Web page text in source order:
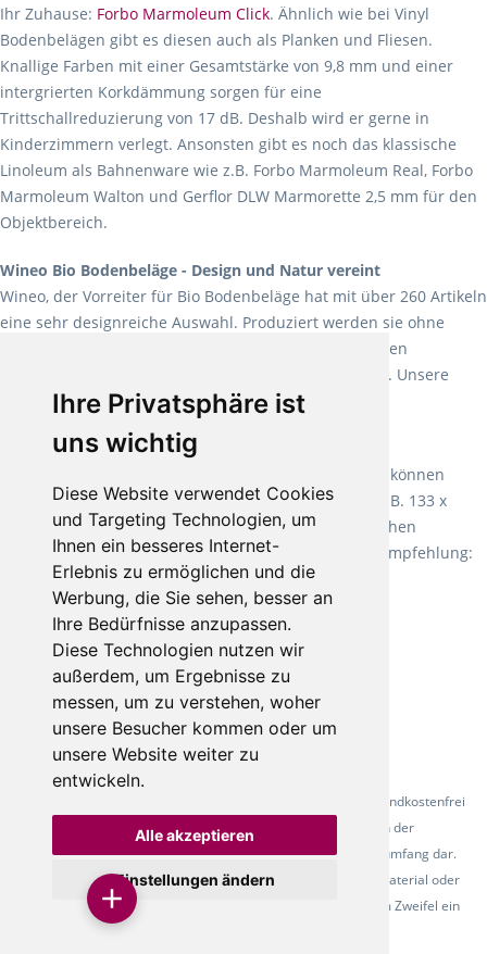
Ihre Privatsphäre ist
uns wichtig
Diese Website verwendet Cookies
und Targeting Technologien, um
Ihnen ein besseres Internet-
Erlebnis zu ermöglichen und die
Werbung, die Sie sehen, besser an
Ihre Bedürfnisse anzupassen.
Diese Technologien nutzen wir
außerdem, um Ergebnisse zu
messen, um zu verstehen, woher
unsere Besucher kommen oder um
unsere Website weiter zu
entwickeln.
Alle akzeptieren
Einstellungen ändern
Ihr Zuhause: Forbo Marmoleum Click. Ähnlich wie bei Vinyl
Bodenbelägen gibt es diesen auch als Planken und Fliesen.
Knallige Farben mit einer Gesamtstärke von 9,8 mm und einer
intergrierten Korkdämmung sorgen für eine
Trittschallreduzierung von 17 dB. Deshalb wird er gerne in
Kinderzimmern verlegt. Ansonsten gibt es noch das klassische
Linoleum als Bahnenware wie z.B. Forbo Marmoleum Real, Forbo
Marmoleum Walton und Gerflor DLW Marmorette 2,5 mm für den
Objektbereich.
Wineo Bio Bodenbeläge - Design und Natur vereint
Wineo, der Vorreiter für Bio Bodenbeläge hat mit über 260 Artikeln
eine sehr designreiche Auswahl. Produziert werden sie ohne
Weichmacher und Lösungsmittel. Mit allen verfügbaren
Verlegearten ist er für jegliche Bauvorhaben attraktiv. Unsere
Empfehlung:Wineo 1000 Multi Layer XXL.
Teppiche für ein angenehmes Laufgefühl
machen es schon lange vor. Sie können
Teppich in Ihrem gewünschten Sondermaß kaufen, z.B. 133 x
60cm. Vor allem in Schlafzimmern aufgrund der weichen
Oberfläche ein sehr beliebter Zusatzboden. Unsere Empfehlung:
Fletco Fluffy und Fletco Hermelin
* Alle Preise inkl. gesetzl. Mehrwertsteuer - Alle Artikel versandkostenfrei
ab 500 Euro in Deutschland! Die Abbildungen dienen der
Produktpräsentation und stellen nicht zwingend den Lieferumfang dar.
Farbunterschiede der Abbildungen können durch das Fotomaterial oder
den verwendeten Bildschirm entstehen - bitte fordern Sie im Zweifel ein